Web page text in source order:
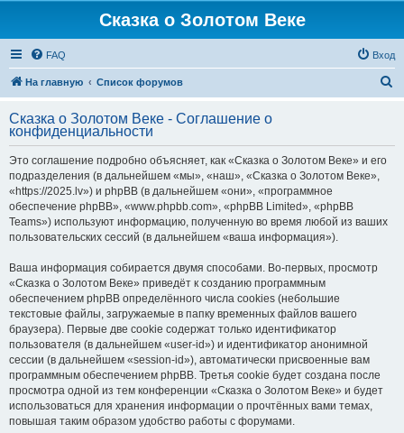
Сказка о Золотом Веке
FAQ Вход
На главную Список форумов
с
Сказка о Золотом Веке - Соглашение о
конфиденциальности
Это соглашение подробно объясняет, как «Сказка о Золотом Веке» и его
подразделения (в дальнейшем «мы», «наш», «Сказка о Золотом Веке»,
«https://2025.lv») и phpBB (в дальнейшем «они», «программное
обеспечение phpBB», «www.phpbb.com», «phpBB Limited», «phpBB
Teams») используют информацию, полученную во время любой из ваших
пользовательских сессий (в дальнейшем «ваша информация»).
Ваша информация собирается двумя способами. Во-первых, просмотр
«Сказка о Золотом Веке» приведёт к созданию программным
обеспечением phpBB определённого числа cookies (небольшие
текстовые файлы, загружаемые в папку временных файлов вашего
браузера). Первые две cookie содержат только идентификатор
пользователя (в дальнейшем «user-id») и идентификатор анонимной
сессии (в дальнейшем «session-id»), автоматически присвоенные вам
программным обеспечением phpBB. Третья cookie будет создана после
просмотра одной из тем конференции «Сказка о Золотом Веке» и будет
использоваться для хранения информации о прочтённых вами темах,
повышая таким образом удобство работы с форумами.